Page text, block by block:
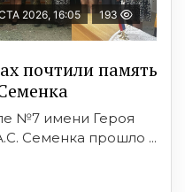
2026, 16:05 193
почтили память
№7 имени Героя
Семенка прошло ...